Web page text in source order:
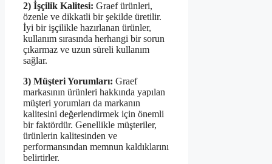
2) İşçilik Kalitesi: Graef ürünleri,
özenle ve dikkatli bir şekilde üretilir.
İyi bir işçilikle hazırlanan ürünler,
kullanım sırasında herhangi bir sorun
çıkarmaz ve uzun süreli kullanım
sağlar.
3) Müşteri Yorumları: Graef
markasının ürünleri hakkında yapılan
müşteri yorumları da markanın
kalitesini değerlendirmek için önemli
bir faktördür. Genellikle müşteriler,
ürünlerin kalitesinden ve
performansından memnun kaldıklarını
belirtirler.